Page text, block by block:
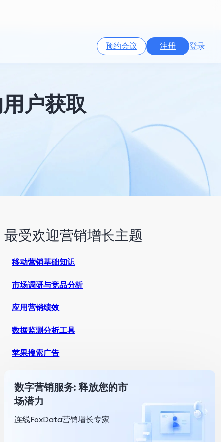
预约会议 注册 登录
户获取
最受欢迎营销增长主题
移动营销基础知识
市场调研与竞品分析
应用营销绩效
数据监测分析工具
苹果搜索广告
数字营销服务: 释放您的市
场潜力
连线FoxData营销增长专家